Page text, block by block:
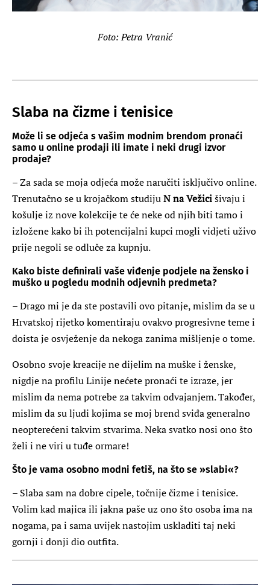
Foto: Petra Vranić
Slaba na čizme i tenisice
Može li se odjeća s vašim modnim brendom pronaći
samo u online prodaji ili imate i neki drugi izvor
prodaje?
– Za sada se moja odjeća može naručiti isključivo online.
Trenutačno se u krojačkom studijuN na Vežicišivaju i
košulje iz nove kolekcije te će neke od njih biti tamo i
izložene kako bi ih potencijalni kupci mogli vidjeti uživo
prije negoli se odluče za kupnju.
Kako biste definirali vaše viđenje podjele na žensko i
muško u pogledu modnih odjevnih predmeta?
– Drago mi je da ste postavili ovo pitanje, mislim da se u
Hrvatskoj rijetko komentiraju ovakvo progresivne teme i
doista je osvježenje da nekoga zanima mišljenje o tome.
Osobno svoje kreacije ne dijelim na muške i ženske,
nigdje na profilu Linije nećete pronaći te izraze, jer
mislim da nema potrebe za takvim odvajanjem. Također,
mislim da su ljudi kojima se moj brend sviđa generalno
neopterećeni takvim stvarima. Neka svatko nosi ono što
želi i ne viri u tuđe ormare!
Što je vama osobno modni fetiš, na što se »slabi«?
– Slaba sam na dobre cipele, točnije čizme i tenisice.
Volim kad majica ili jakna paše uz ono što osoba ima na
nogama, pa i sama uvijek nastojim uskladiti taj neki
gornji i donji dio outfita.